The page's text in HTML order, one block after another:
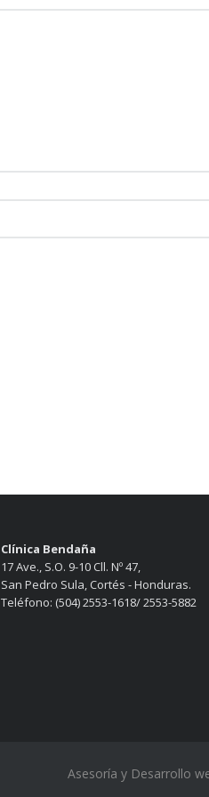
Clínica Bendaña
17 Ave., S.O. 9-10 Cll. Nº 47,
San Pedro Sula, Cortés - Honduras.
Teléfono: (504) 2553-1618/ 2553-5882
Asesoría y Desarrollo